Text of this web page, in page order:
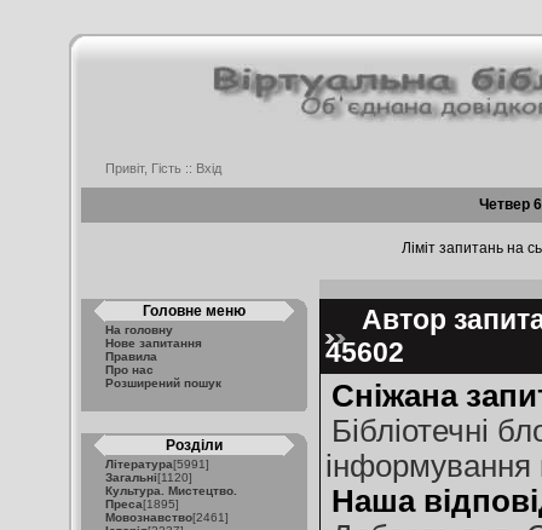
Привіт, Гість :: Вхід
Четвер
Ліміт запитань на
Головне меню
На головну
Нове запитання
Правила
Про нас
Розширений пошук
Розділи
Література[5991]
Загальні[1120]
Культура. Мистецтво.
Преса[1895]
Мовознавство[2461]
Автор
45602
Сніжана
Бібліотечні
інформування
Наша